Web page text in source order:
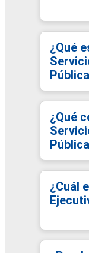
¿Qué
¿Qué
¿Cuál